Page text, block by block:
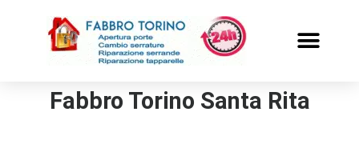
Fabbro Torino Santa Rita